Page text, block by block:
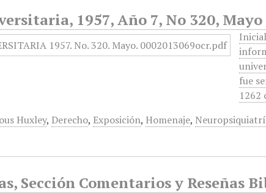
1957, Año 7, No 320, Mayo
fue
1262
Huxley, Derecho, Exposición, Homenaje,
Sección Comentarios y Reseñas